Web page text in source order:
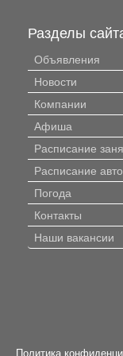
Разделы
Объявления
Новости
Компании
Афиша
Расписание
Расписание
Погода
Контакты
Наши вакансии
Политика